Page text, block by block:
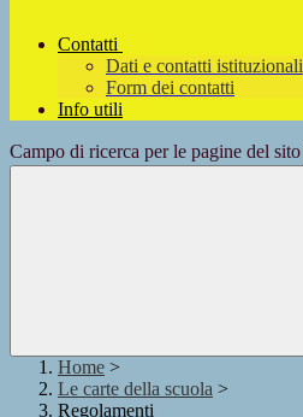
Contatti
Dati e contatti istituzionali
Form dei contatti
Info utili
Campo di ricerca per le pagine del sito
Home >
Le carte della scuola >
Regolamenti